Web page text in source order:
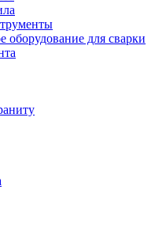
оборудование для сварки